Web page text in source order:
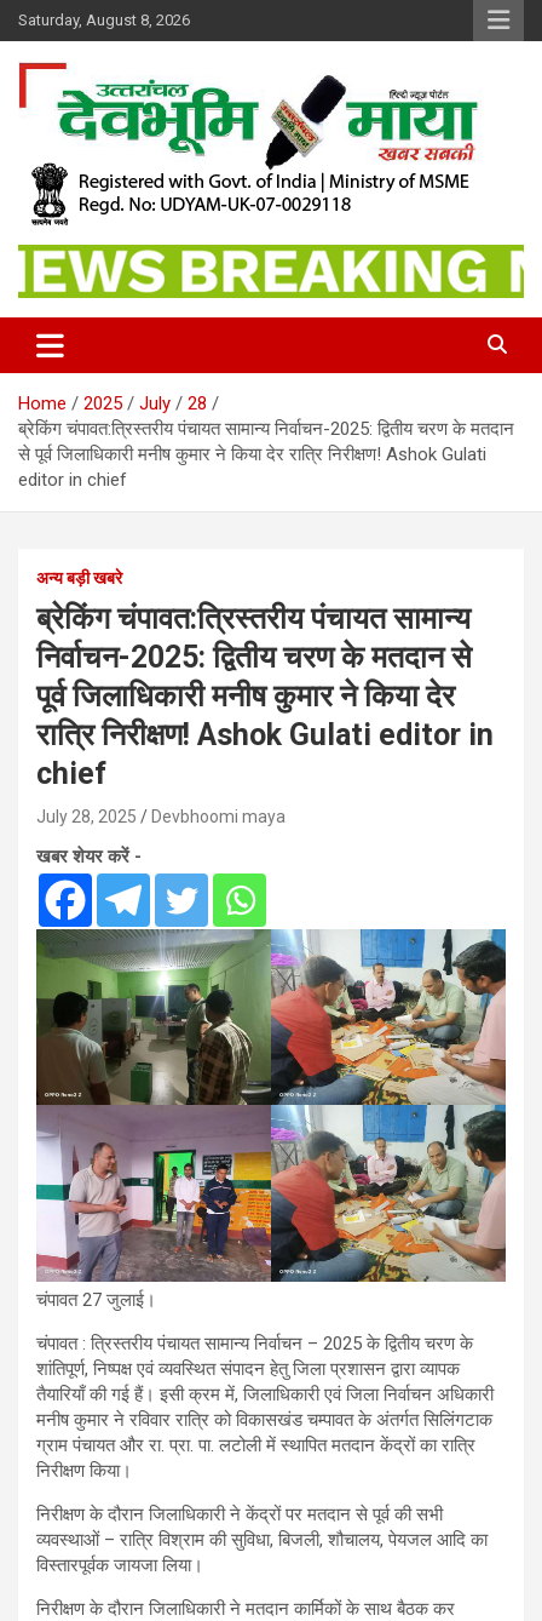
Skip
to
content
Saturday, August 8, 2026
Dev Bhoomi Maya
Home 2025 July
28
ब्रेकिंग चंपावत:त्रिस्तरीय पंचायत सामान्य निर्वाचन-2025: द्वितीय चरण के मतदान
से पूर्व जिलाधिकारी मनीष कुमार ने किया देर रात्रि निरीक्षण! Ashok Gulati
editor in chief
अन्य बड़ी खबरे
ब्रेकिंग चंपावत:त्रिस्तरीय पंचायत सामान्य
निर्वाचन-2025: द्वितीय चरण के मतदान से
पूर्व जिलाधिकारी मनीष कुमार ने किया देर
रात्रि निरीक्षण! Ashok Gulati editor in
chief
July 28, 2025 Devbhoomi maya
खबर शेयर करें -
चंपावत 27 जुलाई।
चंपावत : त्रिस्तरीय पंचायत सामान्य निर्वाचन – 2025 के द्वितीय चरण के
शांतिपूर्ण, निष्पक्ष एवं व्यवस्थित संपादन हेतु जिला प्रशासन द्वारा व्यापक
तैयारियाँ की गई हैं। इसी क्रम में, जिलाधिकारी एवं जिला निर्वाचन अधिकारी
मनीष कुमार ने रविवार रात्रि को विकासखंड चम्पावत के अंतर्गत सिलिंगटाक
ग्राम पंचायत और रा. प्रा. पा. लटोली में स्थापित मतदान केंद्रों का रात्रि
निरीक्षण किया।
निरीक्षण के दौरान जिलाधिकारी ने केंद्रों पर मतदान से पूर्व की सभी
व्यवस्थाओं – रात्रि विश्राम की सुविधा, बिजली, शौचालय, पेयजल आदि का
विस्तारपूर्वक जायजा लिया।
निरीक्षण के दौरान जिलाधिकारी ने मतदान कार्मिकों के साथ बैठक कर